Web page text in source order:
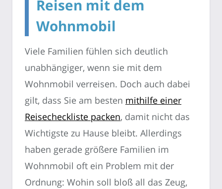
Reisen mit dem
Wohnmobil
Viele Familien fühlen sich deutlich
unabhängiger, wenn sie mit dem
Wohnmobil verreisen. Doch auch dabei
gilt, dass Sie am besten mithilfe einer
Reisecheckliste packen, damit nicht das
Wichtigste zu Hause bleibt. Allerdings
haben gerade größere Familien im
Wohnmobil oft ein Problem mit der
Ordnung: Wohin soll bloß all das Zeug,